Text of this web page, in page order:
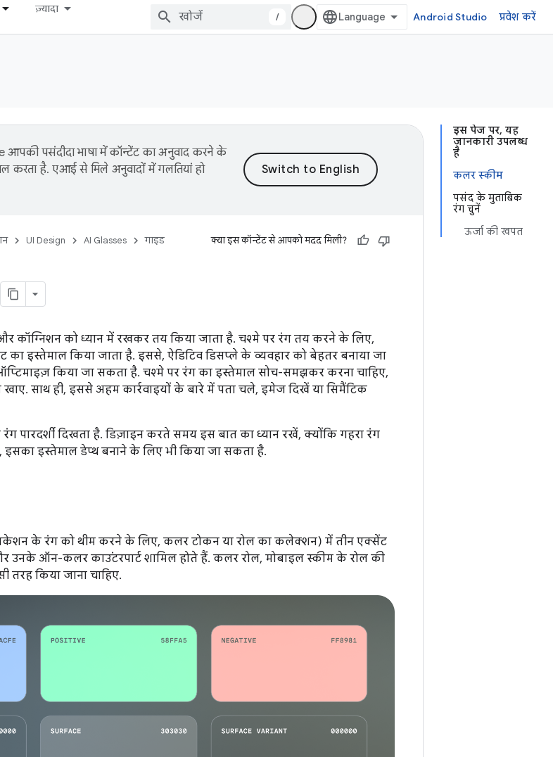
ज़्यादा
/ Android Studio प्रवेश करें
इस पेज पर, यह
जानकारी उपलब्ध
है
कलर स्कीम
पसंद के मुताबिक
रंग चुनें
ऊर्जा की खपत
आपकी पसंदीदा भाषा में कॉन्टेंट का अनुवाद करने के
करता है. एआई से मिले अनुवादों में गलतियां हो
UI Design AI Glasses गाइड क्या इस कॉन्टेंट से आपको मदद मिली?
कॉग्निशन को ध्यान में रखकर तय किया जाता है. चश्मे पर रंग तय करने के लिए,
इस्तेमाल किया जाता है. इससे, ऐडिटिव डिसप्ले के व्यवहार को बेहतर बनाया जा
किया जा सकता है. चश्मे पर रंग का इस्तेमाल सोच-समझकर करना चाहिए,
साथ ही, इससे अहम कार्रवाइयों के बारे में पता चले, इमेज दिखें या सिमैंटिक
पारदर्शी दिखता है. डिज़ाइन करते समय इस बात का ध्यान रखें, क्योंकि गहरा रंग
इसका इस्तेमाल डेप्थ बनाने के लिए भी किया जा सकता है.
के रंग को थीम करने के लिए, कलर टोकन या रोल का कलेक्शन) में तीन एक्सेंट
उनके ऑन-कलर काउंटरपार्ट शामिल होते हैं. कलर रोल, मोबाइल स्कीम के रोल की
तरह किया जाना चाहिए.